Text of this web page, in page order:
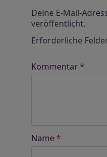
Deine E-Mail-
veröffentlicht.
Erforderliche
Kommentar*
Name *